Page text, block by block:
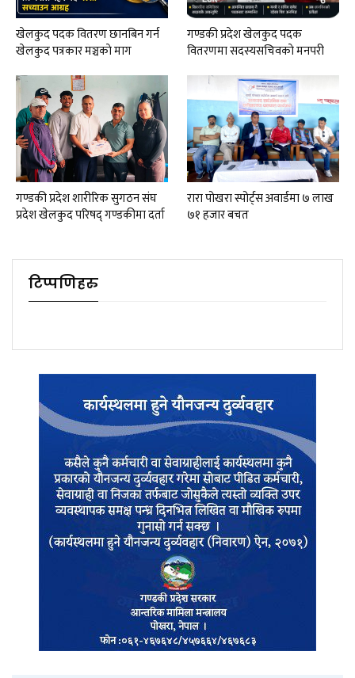
खेलकुद पदक वितरण छानबिन गर्न
खेलकुद पत्रकार मञ्चकाे माग
गण्डकी प्रदेश खेलकुद पदक
वितरणमा सदस्यसचिवकाे मनपरी
गण्डकी प्रदेश शारीरिक सुगठन संघ
प्रदेश खेलकुद परिषद् गण्डकीमा दर्ता
रारा पोखरा स्पोर्ट्स अवार्डमा ७ लाख
७१ हजार बचत
टिप्पणिहरु